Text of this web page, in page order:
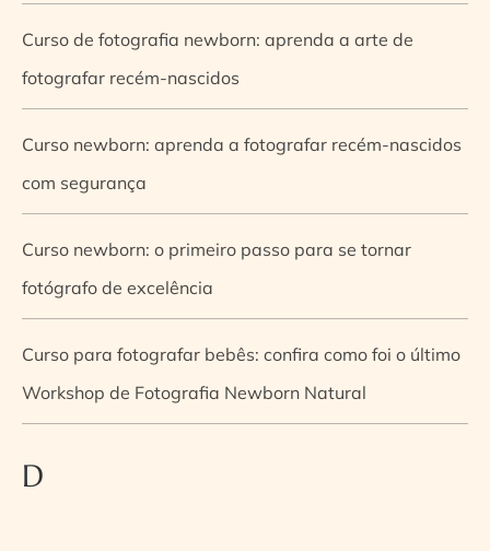
Curso de fotografia newborn: aprenda a arte de
fotografar recém-nascidos
Curso newborn: aprenda a fotografar recém-nascidos
com segurança
Curso newborn: o primeiro passo para se tornar
fotógrafo de excelência
Curso para fotografar bebês: confira como foi o último
Workshop de Fotografia Newborn Natural
D